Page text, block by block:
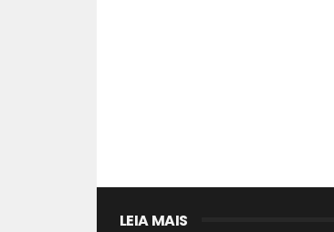
LEIA MAIS